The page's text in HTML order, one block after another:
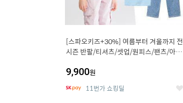
[스파오키즈+30%] 여름부터 겨울까지 전
시즌 반팔/티셔츠/셋업/원피스/팬츠/아우
9,900원
11번가 쇼킹딜 좋